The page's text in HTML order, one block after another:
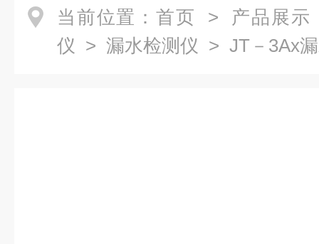
当前位置： 首页 > 产品展示
仪 > 漏水检测仪 > JT－3Ax